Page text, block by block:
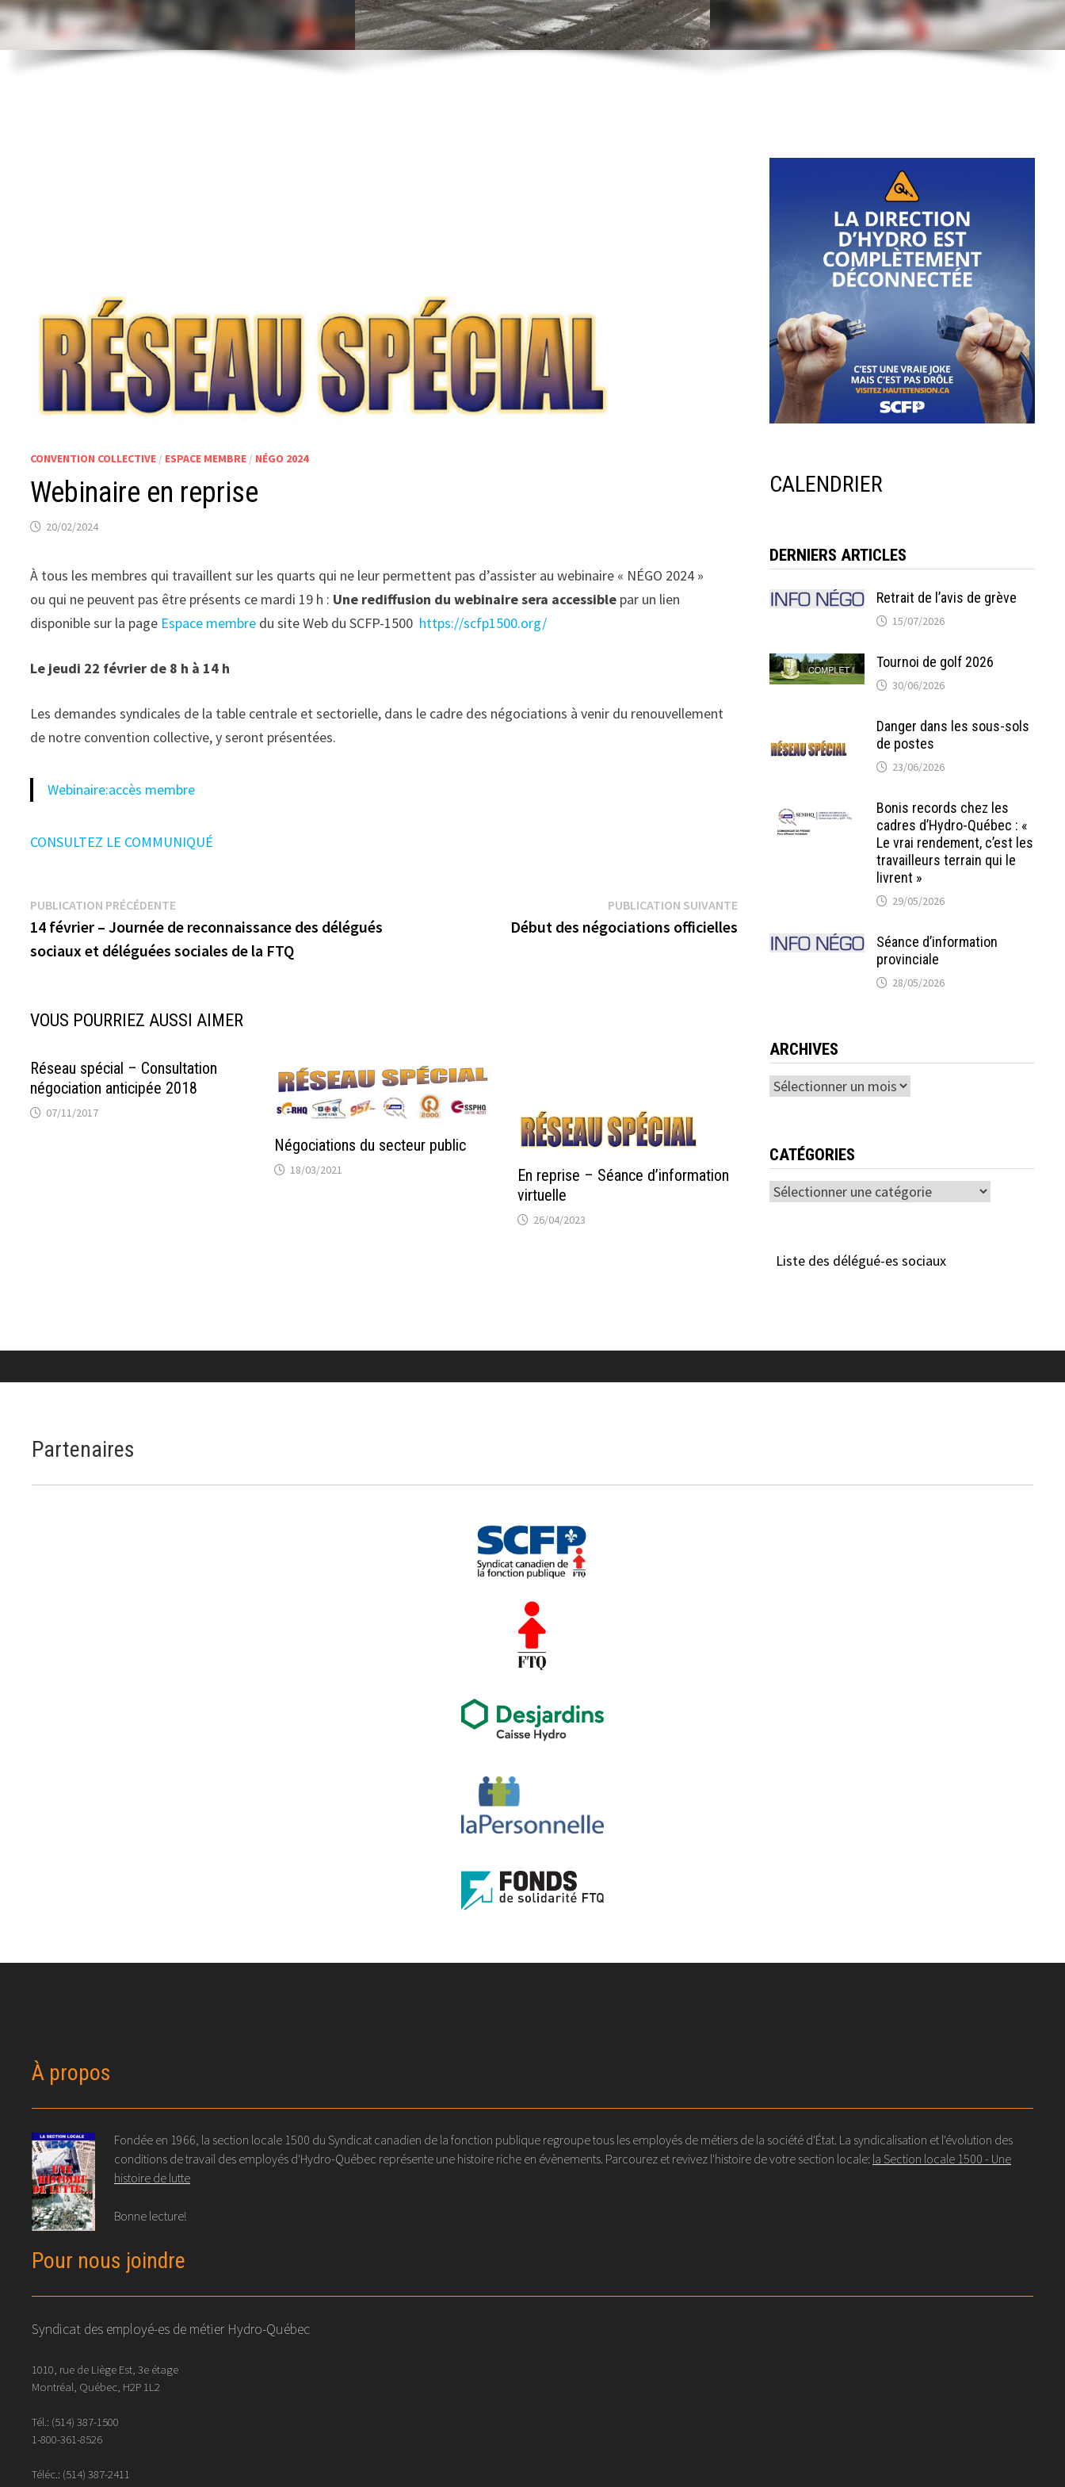
CONVENTION COLLECTIVE / ESPACE MEMBRE / NÉGO 2024
Webinaire en reprise
20/02/2024
À tous les membres qui travaillent sur les quarts qui ne leur permettent pas d’assister au webinaire « NÉGO 2024 »
ou qui ne peuvent pas être présents ce mardi 19 h : Une rediffusion du webinaire sera accessible par un lien
disponible sur la page Espace membre du site Web du SCFP-1500 https://scfp1500.org/
Le jeudi 22 février de 8 h à 14 h
Les demandes syndicales de la table centrale et sectorielle, dans le cadre des négociations à venir du renouvellement
de notre convention collective, y seront présentées.
Webinaire:accès membre
CONSULTEZ LE COMMUNIQUÉ
Navigation
de
PUBLICATION PRÉCÉDENTEPublication
précédente :
14 février – Journée de reconnaissance des délégués
sociaux et déléguées sociales de la FTQ
PUBLICATION SUIVANTEPublication
suivante :
Début des négociations officielles
VOUS POURRIEZ AUSSI AIMER
Réseau spécial – Consultation
négociation anticipée 2018
07/11/2017
Négociations du secteur public
18/03/2021
En reprise – Séance d’information
virtuelle
26/04/2023
CALENDRIER
DERNIERS ARTICLES
Retrait de l’avis de grève
15/07/2026
Tournoi de golf 2026
30/06/2026
Danger dans les sous-sols
de postes
23/06/2026
Bonis records chez les
cadres d’Hydro-Québec : «
Le vrai rendement, c’est les
travailleurs terrain qui le
livrent »
29/05/2026
Séance d’information
provinciale
28/05/2026
ARCHIVES
Archives
CATÉGORIES
Catégories
Liste des délégué-es sociaux
Partenaires
À propos
Fondée en 1966, la section locale 1500 du Syndicat canadien de la fonction publique regroupe tous les employés de métiers de la société d'État. La syndicalisation et l'évolution des
conditions de travail des employés d'Hydro-Québec représente une histoire riche en évènements. Parcourez et revivez l'histoire de votre section locale: la Section locale 1500 - Une
histoire de lutte
Bonne lecture!
Pour nous joindre
Syndicat des employé-es de métier Hydro-Québec
1010, rue de Liège Est, 3e étage
Montréal, Québec, H2P 1L2
Tél.: (514) 387-1500
1-800-361-8526
Téléc.: (514) 387-2411